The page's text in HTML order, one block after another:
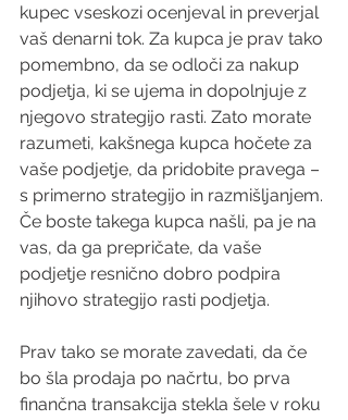
kupec vseskozi ocenjeval in preverjal
vaš denarni tok. Za kupca je prav tako
pomembno, da se odloči za nakup
podjetja, ki se ujema in dopolnjuje z
njegovo strategijo rasti. Zato morate
razumeti, kakšnega kupca hočete za
vaše podjetje, da pridobite pravega –
s primerno strategijo in razmišljanjem.
Če boste takega kupca našli, pa je na
vas, da ga prepričate, da vaše
podjetje resnično dobro podpira
njihovo strategijo rasti podjetja.
Prav tako se morate zavedati, da če
bo šla prodaja po načrtu, bo prva
finančna transakcija stekla šele v roku